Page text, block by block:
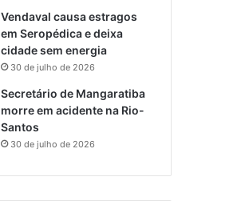
Vendaval causa estragos
em Seropédica e deixa
cidade sem energia
30 de julho de 2026
Secretário de Mangaratiba
morre em acidente na Rio-
Santos
30 de julho de 2026